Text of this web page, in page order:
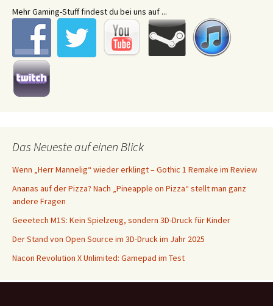
Mehr Gaming-Stuff findest du bei uns auf ...
Das Neueste auf einen Blick
Wenn „Herr Mannelig“ wieder erklingt – Gothic 1 Remake im Review
Ananas auf der Pizza? Nach „Pineapple on Pizza“ stellt man ganz
andere Fragen
Geeetech M1S: Kein Spielzeug, sondern 3D-Druck für Kinder
Der Stand von Open Source im 3D-Druck im Jahr 2025
Nacon Revolution X Unlimited: Gamepad im Test